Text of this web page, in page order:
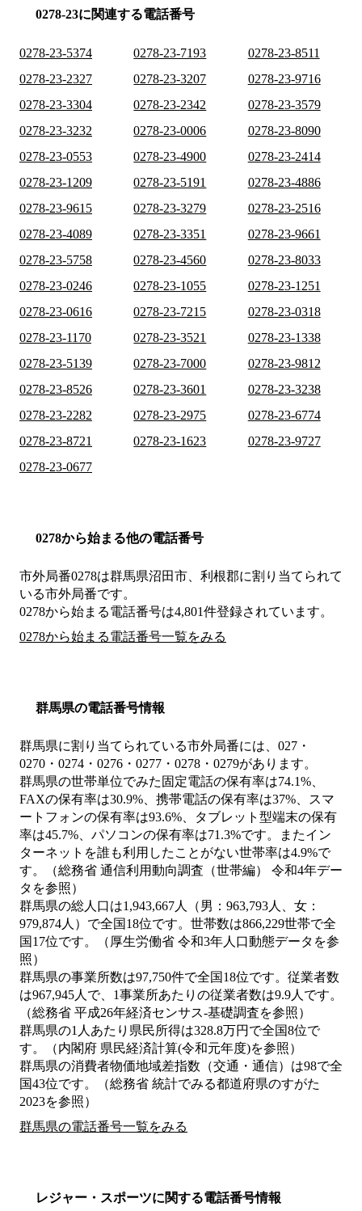
0278-23に関連する電話番号
0278-23-5374 0278-23-7193
0278-23-8511
0278-23-2327
0278-23-3207
0278-23-9716
0278-23-3304
0278-23-2342
0278-23-3579
0278-23-3232
0278-23-0006
0278-23-8090
0278-23-0553
0278-23-4900
0278-23-2414
0278-23-1209
0278-23-5191
0278-23-4886
0278-23-9615
0278-23-3279
0278-23-2516
0278-23-4089
0278-23-3351
0278-23-9661
0278-23-5758
0278-23-4560
0278-23-8033
0278-23-0246
0278-23-1055
0278-23-1251
0278-23-0616
0278-23-7215
0278-23-0318
0278-23-1170
0278-23-3521
0278-23-1338
0278-23-5139
0278-23-7000
0278-23-9812
0278-23-8526
0278-23-3601
0278-23-3238
0278-23-2282
0278-23-2975
0278-23-6774
0278-23-8721
0278-23-1623
0278-23-9727
0278-23-0677
0278から始まる他の電話番号
市外局番0278は群馬県沼田市、利根郡に割り当てられて
いる市外局番です。
0278から始まる電話番号は4,801件登録されています。
0278から始まる電話番号一覧をみる
群馬県の電話番号情報
群馬県に割り当てられている市外局番には、027・
0270・0274・0276・0277・0278・0279があります。
群馬県の世帯単位でみた固定電話の保有率は74.1%、
FAXの保有率は30.9%、携帯電話の保有率は37%、スマ
ートフォンの保有率は93.6%、タブレット型端末の保有
率は45.7%、パソコンの保有率は71.3%です。またイン
ターネットを誰も利用したことがない世帯率は4.9%で
す。（総務省 通信利用動向調査（世帯編） 令和4年デー
タを参照）
群馬県の総人口は1,943,667人（男：963,793人、女：
979,874人）で全国18位です。世帯数は866,229世帯で全
国17位です。（厚生労働省 令和3年人口動態データを参
照）
群馬県の事業所数は97,750件で全国18位です。従業者数
は967,945人で、1事業所あたりの従業者数は9.9人です。
（総務省 平成26年経済センサス‐基礎調査を参照）
群馬県の1人あたり県民所得は328.8万円で全国8位で
す。（内閣府 県民経済計算(令和元年度)を参照）
群馬県の消費者物価地域差指数（交通・通信）は98で全
国43位です。（総務省 統計でみる都道府県のすがた
2023を参照）
群馬県の電話番号一覧をみる
レジャー・スポーツに関する電話番号情報